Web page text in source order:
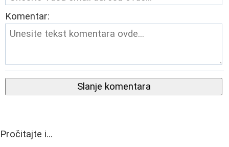
Komentar:
Slanje komentara
Pročitajte i...